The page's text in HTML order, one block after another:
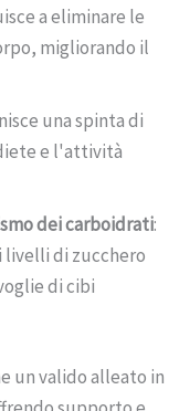
a eliminare le
migliorando il
una spinta di
e l'attività
dei carboidrati:
livelli di zucchero
di cibi
un valido alleato in